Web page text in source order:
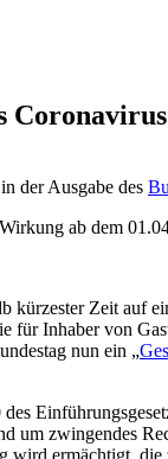
Coronavirus
der Ausgabe des
ab dem
Zeit auf
Inhaber von
nun ein „
um zwingendes
ermächtigt,